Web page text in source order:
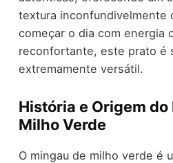
textura inconfundivelmente
começar o dia com energia
reconfortante, este prato é
extremamente versátil.
História e Origem
Milho Verde
O mingau de milho verde é